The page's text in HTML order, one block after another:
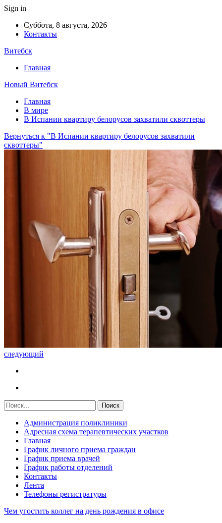
Sign in
Суббота, 8 августа, 2026
Контакты
Витебск
Главная
Новый Витебск
Главная
В мире
В Испании квартиру белорусов захватили сквоттеры
Вернуться к "В Испании квартиру белорусов захватили
сквоттеры"
следующий
Администрация поликлиники
Адресная схема терапевтических участков
Главная
График личного приема граждан
График приема врачей
График работы отделений
Контакты
Лента
Телефоны регистратуры
Чем угостить коллег на день рождения в офисе